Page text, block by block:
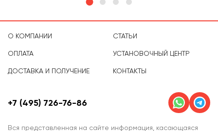
О КОМПАНИИ
ОПЛАТА
ДОСТАВКА И ПОЛУЧЕНИЕ
СТАТЬИ
УСТАНОВОЧНЫЙ ЦЕНТР
КОНТАКТЫ
Вся представленная на сайте информация, касающаяся
+7 (495) 726-76-86